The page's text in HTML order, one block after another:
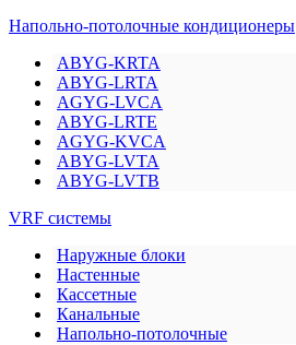
Напольно-потолочные кондиционеры
ABYG-KRTA
ABYG-LRTA
AGYG-LVCA
ABYG-LRTE
AGYG-KVCA
ABYG-LVTA
ABYG-LVTB
VRF системы
Наружные блоки
Настенные
Кассетные
Канальные
Напольно-потолочные